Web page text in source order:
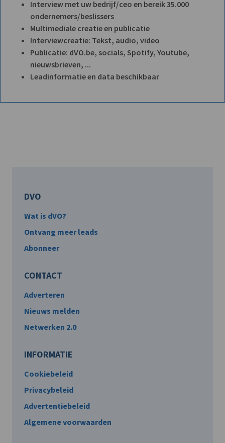
Interview met uw bedrijf/ceo en bereik 35.000
ondernemers/beslissers
Multimediale creatie en publicatie
Interviewcreatie: Tekst, audio, video
Publicatie: dVO.be, socials, Spotify, Youtube,
nieuwsbrieven, ...
Leadinformatie en data beschikbaar
DVO
Wat is dVO?
Ontvang meer leads
Abonneer
CONTACT
Adverteren
Nieuws melden
Netwerken 2.0
INFORMATIE
Cookiebeleid
Privacybeleid
Advertentiebeleid
Algemene voorwaarden